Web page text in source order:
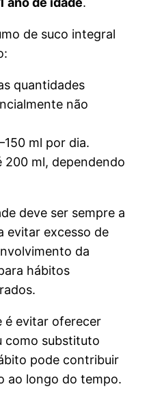
de suco integral
quantidades
não
ml por dia.
200 ml, dependendo
deve ser sempre a
evitar excesso de
da
hábitos
evitar oferecer
como substituto
pode contribuir
ao longo do tempo.